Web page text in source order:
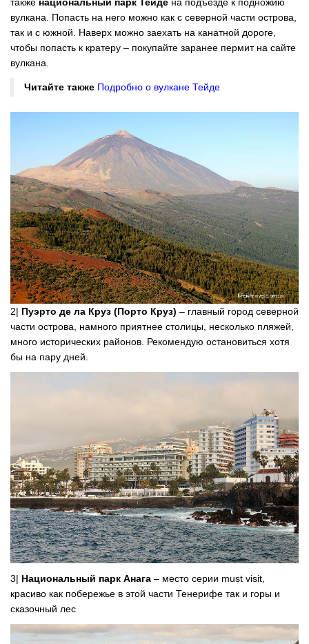
также национальный парк Тейде на подъезде к подножию
вулкана. Попасть на него можно как с северной части острова,
так и с южной. Наверх можно заехать на канатной дороге,
чтобы попасть к кратеру – покупайте заранее пермит на сайте
вулкана.
Читайте также Подробно о вулкане Тейде
2| Пуэрто де ла Круз (Порто Круз) – главный город северной
части острова, намного приятнее столицы, несколько пляжей,
много исторических районов. Рекомендую остановиться хотя
бы на пару дней.
3| Национальный парк Анага – место серии must visit,
красиво как побережье в этой части Тенерифе так и горы и
сказочный лес